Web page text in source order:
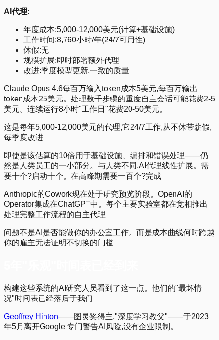
AI代理:
年度成本:5,000-12,000美元(计算+基础设施)
工作时间:8,760小时/年(24/7可用性)
休假:无
规模扩展:即时部署额外代理
改进:季度模型更新,一致的质量
Claude Opus 4.6每百万输入token成本5美元,每百万输出
token成本25美元。处理数千步骤的重度自主会话可能花费2-5
美元。连续运行8小时"工作日"花费20-50美元。
这是每年5,000-12,000美元的代理,它24/7工作,从不休带薪假,
每季度改进
即使是该估算的10倍用于基础设施、编排和错误处理——仍
然是人类员工的一小部分。与人类不同,AI代理线性扩展。需
要十个?启动十个。在高峰期需要一百个?完成
Anthropic的Cowork现在处于研究预览阶段。OpenAI的
Operator集成在ChatGPT中。每个主要实验室都在竞相推出
处理完整工作流程的自主代理
问题不是AI是否能做你的办公室工作。而是成本曲线何时跨越
你的雇主无法证明不切换的门槛
构建这些系统的AI研究人员看到了这一点。他们的"最坏情
况"时间表已经落后于我们
Geoffrey Hinton——图灵奖得主,"深度学习教父"——于2023
年5月离开Google,专门警告AI风险,没有企业限制。